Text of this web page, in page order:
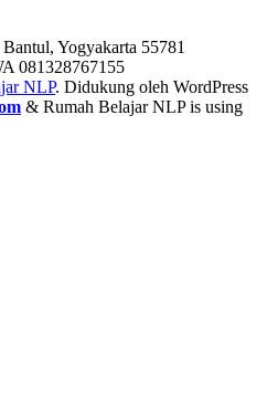
Yogyakarta 55781
081328767155
NLP. Didukung oleh WordPress
& Rumah Belajar NLP is using